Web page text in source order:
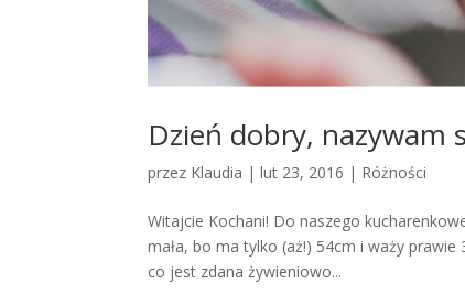
Dzień dobry, nazywam
przez Klaudia |lut 23, 2016 | Różności
Witajcie Kochani! Do naszego
mała, bo ma tylko (aż!) 54cm i waży
co jest zdana żywieniowo...